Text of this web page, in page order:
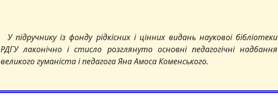
У підручнику із фонду рідкісних і цінних видань наукової бібліотеки
РДГУ лаконічно і стисло розглянуто основні педагогічні надбання
великого гуманіста і педагога Яна Амоса Коменського.